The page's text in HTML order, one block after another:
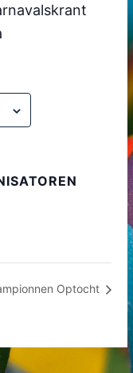
Optocht